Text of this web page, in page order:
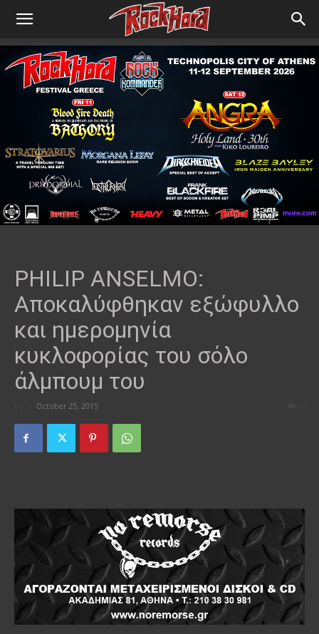
PHILIP ANSELMO:
Αποκαλύφθηκαν εξώφυλλο
και ημερομηνία
κυκλοφορίας του σόλο
άλμπουμ του
October 25, 2015